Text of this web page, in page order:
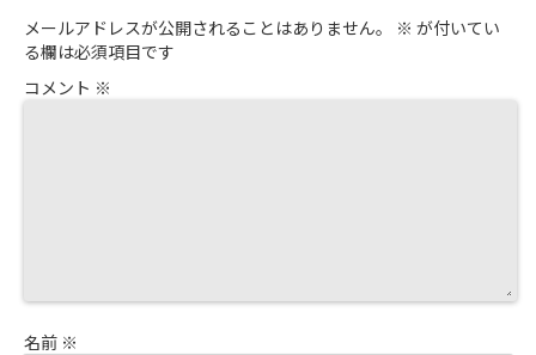
メールアドレスが公開されることはありません。 ※ が付いてい
る欄は必須項目です
コメント ※
名前 ※